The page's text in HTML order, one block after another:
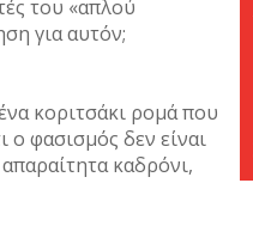
του «απλού
για αυτόν;
κοριτσάκι ρομά που
ο φασισμός δεν είναι
καδρόνι,